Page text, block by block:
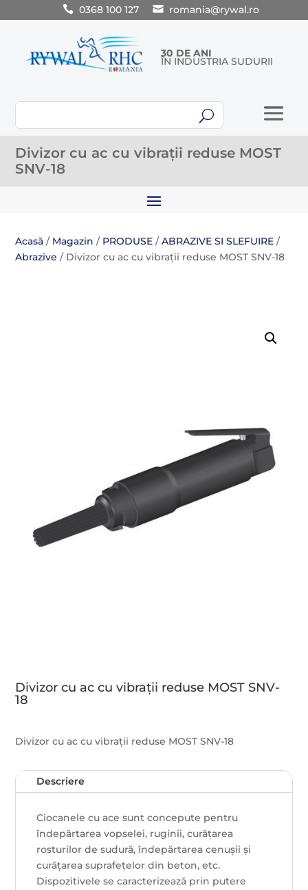
0368 100 127 romania@rywal.ro
30 DE ANI
ÎN INDUSTRIA SUDURII
U
Divizor cu ac cu vibrații reduse MOST
SNV-18
Acasă / Magazin / PRODUSE /ABRAZIVE SI SLEFUIRE /
Abrazive / Divizor cu ac cu vibrații reduse MOST SNV-18
Divizor cu ac cu vibrații reduse MOST SNV-
18
Divizor cu ac cu vibrații reduse MOST SNV-18
Descriere
Ciocanele cu ace sunt concepute pentru
îndepărtarea vopselei, ruginii, curățarea
rosturilor de sudură, îndepărtarea cenușii și
curățarea suprafețelor din beton, etc.
Dispozitivele se caracterizează prin putere